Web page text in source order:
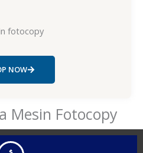
fotocopy
NOW
Mesin Fotocopy